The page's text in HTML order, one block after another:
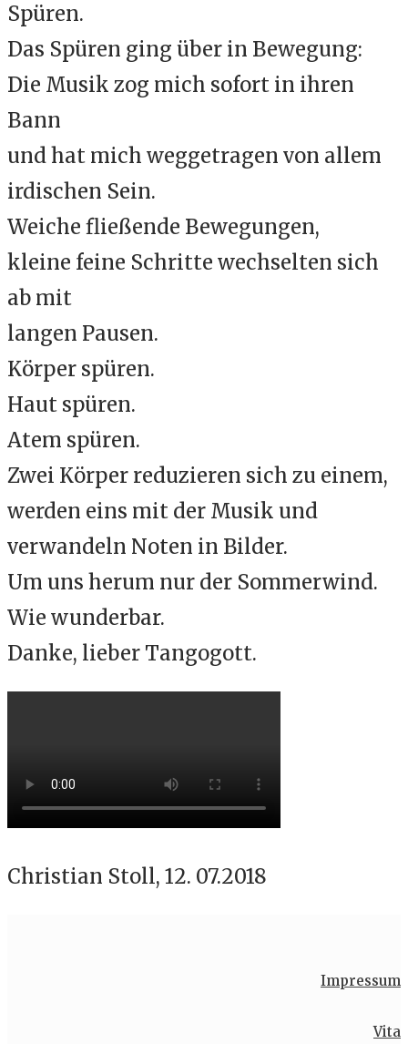
Spüren.
Das Spüren ging über in Bewegung:
Die Musik zog mich sofort in ihren
Bann
und hat mich weggetragen von allem
irdischen Sein.
Weiche fließende Bewegungen,
kleine feine Schritte wechselten sich
ab mit
langen Pausen.
Körper spüren.
Haut spüren.
Atem spüren.
Zwei Körper reduzieren sich zu einem,
werden eins mit der Musik und
verwandeln Noten in Bilder.
Um uns herum nur der Sommerwind.
Wie wunderbar.
Danke, lieber Tangogott.
Christian Stoll, 12. 07.2018
Impressum
Vita